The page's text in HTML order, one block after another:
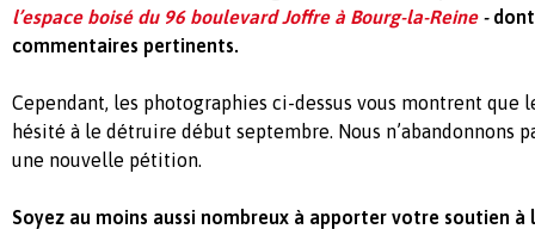
l’espace boisé du 96 boulevard Joffre à Bourg-la-Reine-
commentaires pertinents.
Cependant, les photographies ci-dessus vous montrent que
hésité à le détruire début septembre. Nous n’abandonnons
une nouvelle pétition.
Soyez au moins aussi nombreux à apporter votre soutien